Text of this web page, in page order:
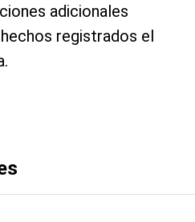
adicionales
registrados el